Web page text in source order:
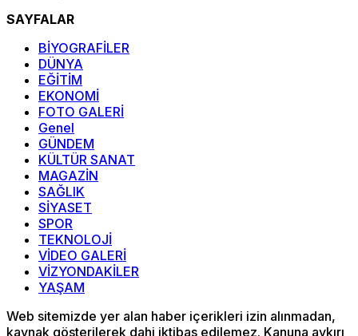
SAYFALAR
BİYOGRAFİLER
DÜNYA
EĞİTİM
EKONOMİ
FOTO GALERİ
Genel
GÜNDEM
KÜLTÜR SANAT
MAGAZİN
SAĞLIK
SİYASET
SPOR
TEKNOLOJİ
VİDEO GALERİ
VİZYONDAKİLER
YAŞAM
Web sitemizde yer alan haber içerikleri izin alınmadan,
kaynak gösterilerek dahi iktibas edilemez. Kanuna aykırı